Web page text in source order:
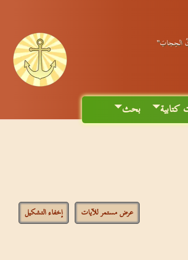
الحِجابَ"
بحث
عرض مستمر للآيات إخفاء التشكيل